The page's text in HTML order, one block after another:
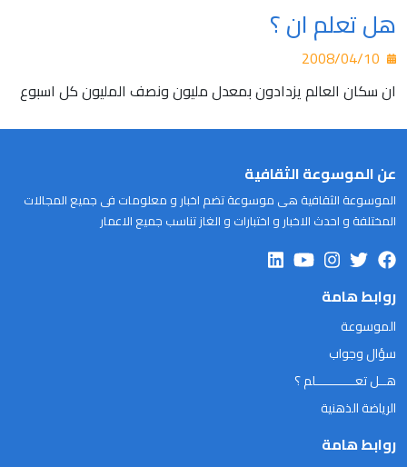
هل تعلم ان ؟
ان سكان العالم يزدادون بمعدل مليون ونصف المليون كل اسبوع
عن الموسوعة الثقافية
الموسوعة الثقافية هى موسوعة تضم اخبار و معلومات فى جميع المجالات
المختلفة و احدث الاخبار و اختبارات و الغاز تناسب جميع الاعمار
روابط هامة
الموسوعة
سؤال وجواب
هــل تعـــــــــــلم ؟
الرياضة الذهنية
روابط هامة